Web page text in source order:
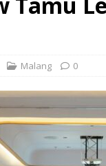
Malang 0